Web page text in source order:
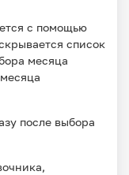
с помощью
список
месяца
после выбора